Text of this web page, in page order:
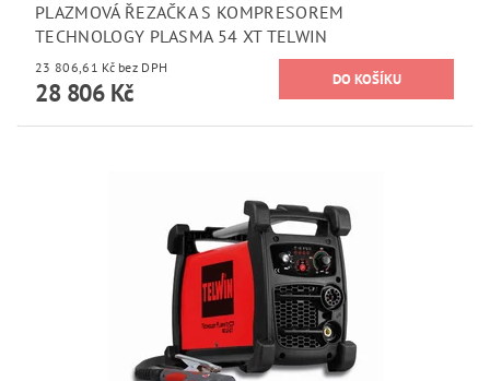
PLAZMOVÁ ŘEZAČKA S KOMPRESOREM
TECHNOLOGY PLASMA 54 XT TELWIN
23 806,61 Kč bez DPH
28 806 Kč